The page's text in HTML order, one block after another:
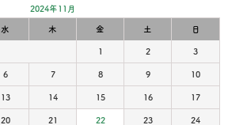
2024年11月
水 木 金 土 日
1 2 3
6 7 8 9 10
13 14 15 16 17
20 21 22 23 24